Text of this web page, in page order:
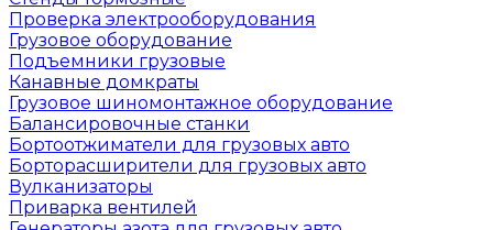
Проверка электрооборудования
Грузовое оборудование
Подъемники грузовые
Канавные домкраты
Грузовое шиномонтажное оборудование
Балансировочные станки
Бортоотжиматели для грузовых авто
Борторасширители для грузовых авто
Вулканизаторы
Приварка вентилей